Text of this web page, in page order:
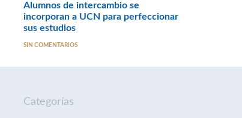
Alumnos de intercambio se
incorporan a UCN para perfeccionar
sus estudios
SIN COMENTARIOS
Categorías